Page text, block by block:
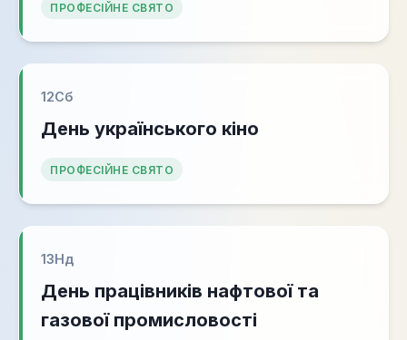
ПРОФЕСІЙНЕ СВЯТО
12Сб
День українського кіно
ПРОФЕСІЙНЕ СВЯТО
13Нд
День працівників нафтової та
газової промисловості